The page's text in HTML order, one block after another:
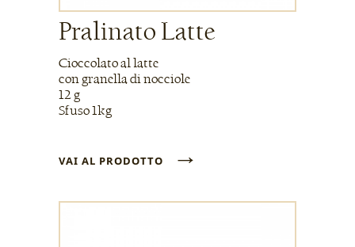
Pralinato Latte
Cioccolato al latte
con granella di nocciole
12 g
Sfuso 1kg
VAI AL PRODOTTO →